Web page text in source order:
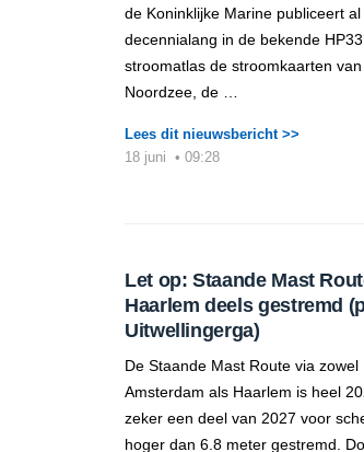
de Koninklijke Marine publiceert al
decennialang in de bekende HP33
stroomatlas de stroomkaarten
Noordzee, de …
Lees dit nieuwsbericht >>
18 juni • 09:28
Let op: Staande Mast
Haarlem deels gestremd
Uitwellingerga)
De Staande Mast Route via zowel
Amsterdam als Haarlem is heel
zeker een deel van 2027 voor
hoger dan 6.8 meter gestremd.